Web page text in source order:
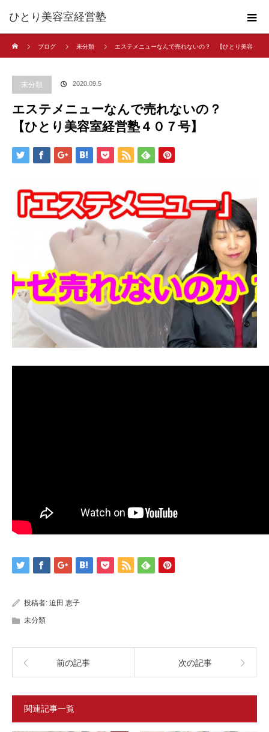
ひとり美容室経営塾
ブログ
未分類 エステメニューなんで売れないの？ 【ひとり美容
未分類 2020.09.5
エステメニューなんで売れないの？
【ひとり美容室経営塾４０７号】
投稿者: 迫田 恵子
未分類
前の記事 次の記事
関連記事一覧